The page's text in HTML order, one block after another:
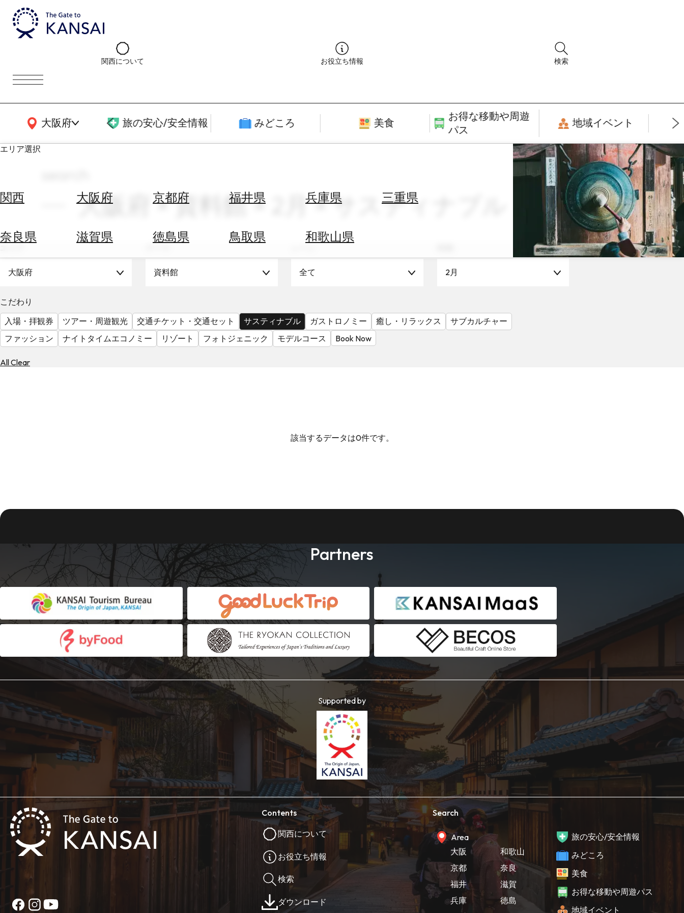
関西について お役立ち情報 検索
大阪府
関西広域MAP 旅の安心/安全情報 みどころ 美食
お得な移動や周遊
パス
地域イベント
エリア選択
関西 大阪府 京都府 福井県 兵庫県 三重県
奈良県 滋賀県 徳島県 鳥取県 和歌山県
ホ
す
替
を
調
べ
天
大阪府 × 資料館 × 2月 × サスティナブル
大阪府 資料館 全て 2月
こだわり
入場・拝観券
ツアー・周遊観光 交通チケット・交通セット サスティナブル ガストロノミー 癒し・リラックス
サブカルチャー
ファッション
ナイトタイムエコノミー リゾート フォトジェニック モデルコース Book Now
All Clear
該当するデータは0件です。
Partners
Supported by
Contents
関西について
お役立ち情報
検索
ダウンロード
Search
Area
大阪
京都
福井
兵庫
和歌山
奈良
滋賀
徳島
旅の安心/安全情報
みどころ
美食
お得な移動や周遊パス
地域イベント